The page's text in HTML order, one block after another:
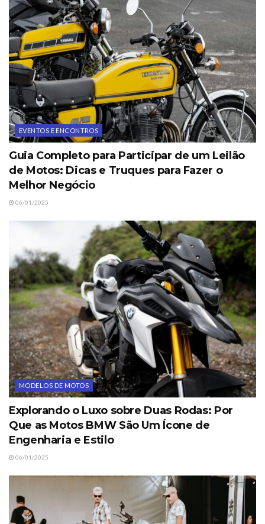
EVENTOS E ENCONTROS
Guia Completo para Participar de um Leilão
de Motos: Dicas e Truques para Fazer o
Melhor Negócio
06/01/2025
MODELOS DE MOTOS
Explorando o Luxo sobre Duas Rodas: Por
Que as Motos BMW São Um Ícone de
Engenharia e Estilo
06/01/2025